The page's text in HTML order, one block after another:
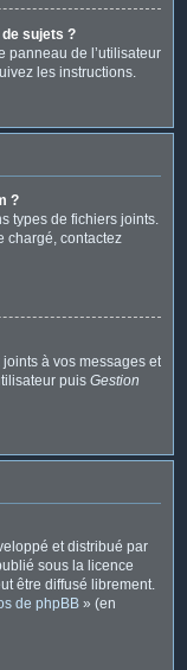
sujets ?
panneau de l’utilisateur
les instructions.
?
types de fichiers joints.
chargé, contactez
à vos messages et
puis Gestion
et distribué par
sous la licence
être diffusé librement.
de phpBB » (en